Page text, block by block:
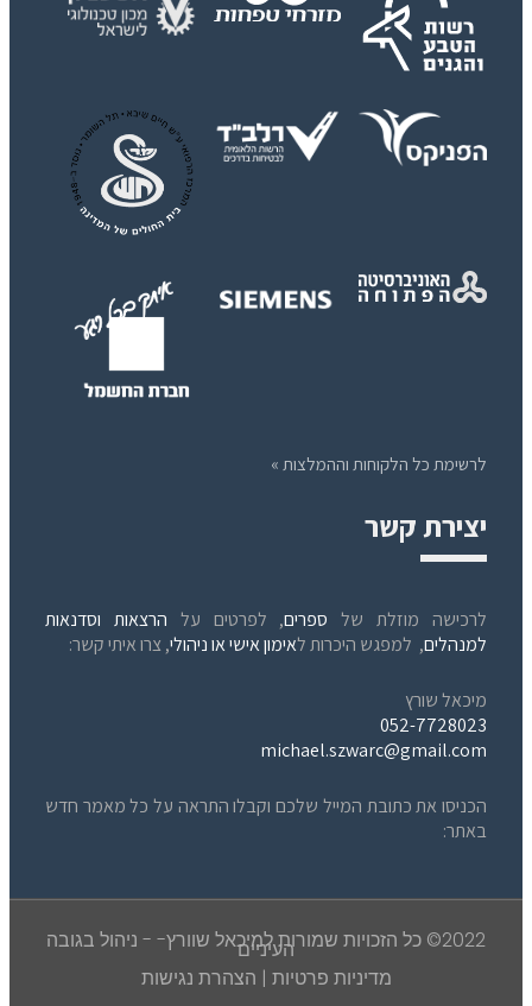
לרשימת כל הלקוחות וההמלצות »
יצירת קשר
לרכישה מוזלת של ספרים, לפרטים על הרצאות וסדנאות
למנהלים, למפגש היכרות לאימון אישי או ניהולי, צרו איתי קשר:
מיכאל שורץ
052-7728023
michael.szwarc@gmail.com
הכניסו את כתובת המייל שלכם וקבלו התראה על כל מאמר חדש
באתר:
2022© כל הזכויות שמורות למיכאל שוורץ- - ניהול בגובה
העיניים
מדיניות פרטיות | הצהרת נגישות